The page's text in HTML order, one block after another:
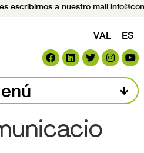
a nuestro mail
VAL ES